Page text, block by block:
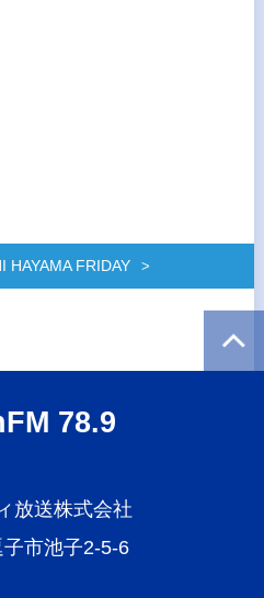
HAYAMA FRIDAY
78.9
放送株式会社
市池子2-5-6